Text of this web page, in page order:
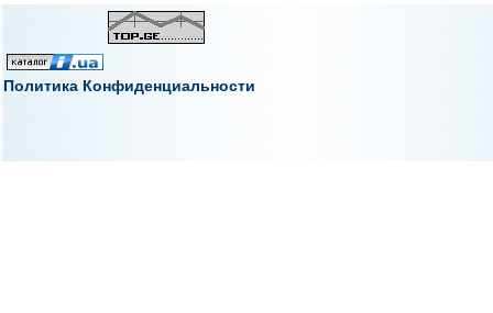
Политика Конфиденциальности